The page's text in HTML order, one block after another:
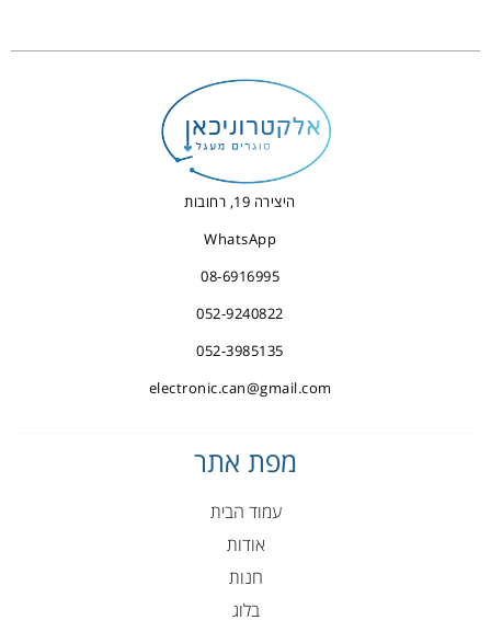
היצירה 19, רחובות
WhatsApp
08-6916995
052-9240822
052-3985135
electronic.can@gmail.com
מפת אתר
עמוד הבית
אודות
חנות
בלוג